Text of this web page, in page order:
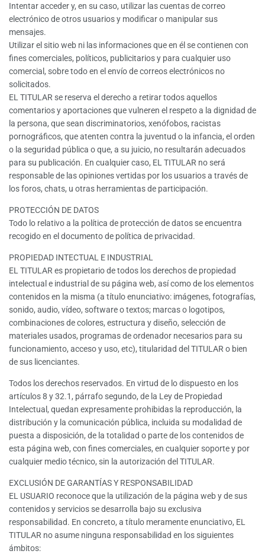
Intentar acceder y, en su caso, utilizar las cuentas de correo
electrónico de otros usuarios y modificar o manipular sus
mensajes.
Utilizar el sitio web ni las informaciones que en él se contienen con
fines comerciales, políticos, publicitarios y para cualquier uso
comercial, sobre todo en el envío de correos electrónicos no
solicitados.
EL TITULAR se reserva el derecho a retirar todos aquellos
comentarios y aportaciones que vulneren el respeto a la dignidad de
la persona, que sean discriminatorios, xenófobos, racistas
pornográficos, que atenten contra la juventud o la infancia, el orden
o la seguridad pública o que, a su juicio, no resultarán adecuados
para su publicación. En cualquier caso, EL TITULAR no será
responsable de las opiniones vertidas por los usuarios a través de
los foros, chats, u otras herramientas de participación.
PROTECCIÓN DE DATOS
Todo lo relativo a la política de protección de datos se encuentra
recogido en el documento de política de privacidad.
PROPIEDAD INTECTUAL E INDUSTRIAL
EL TITULAR es propietario de todos los derechos de propiedad
intelectual e industrial de su página web, así como de los elementos
contenidos en la misma (a título enunciativo: imágenes, fotografías,
sonido, audio, vídeo, software o textos; marcas o logotipos,
combinaciones de colores, estructura y diseño, selección de
materiales usados, programas de ordenador necesarios para su
funcionamiento, acceso y uso, etc), titularidad del TITULAR o bien
de sus licenciantes.
Todos los derechos reservados. En virtud de lo dispuesto en los
artículos 8 y 32.1, párrafo segundo, de la Ley de Propiedad
Intelectual, quedan expresamente prohibidas la reproducción, la
distribución y la comunicación pública, incluida su modalidad de
puesta a disposición, de la totalidad o parte de los contenidos de
esta página web, con fines comerciales, en cualquier soporte y por
cualquier medio técnico, sin la autorización del TITULAR.
EXCLUSIÓN DE GARANTÍAS Y RESPONSABILIDAD
EL USUARIO reconoce que la utilización de la página web y de sus
contenidos y servicios se desarrolla bajo su exclusiva
responsabilidad. En concreto, a título meramente enunciativo, EL
TITULAR no asume ninguna responsabilidad en los siguientes
ámbitos: